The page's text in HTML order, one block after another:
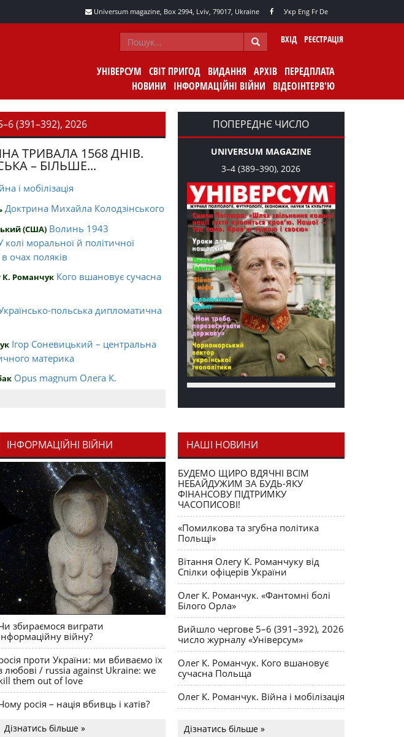
Universum magazine, Box 2994, Lviv, 79017, Ukraine Укр Eng FrDe
ВХІД РЕЄСТРАЦІЯ
УНІВЕРСУМ СВІТ ПРИГОД ВИДАННЯ АРХІВ ПЕРЕДПЛАТА
НОВИНИ
ІНФОРМАЦІЙНІ ВІЙНИ ВІДЕОІНТЕРВ'Ю
(391–392), 2026
ТРИВАЛА 1568 ДНІВ.
– БІЛЬШЕ...
і мобілізація
Доктрина Михайла Колодзінського
(США) Волинь 1943
колі моральної й політичної
в очах поляків
К. Романчук Кого вшановує сучасна
польська дипломатична
Ігор Соневицький – центральна
материка
Opus magnum Олега К.
Романчук Журавель і синиця як
й тактики
ПОПЕРЕДНЄ ЧИСЛО
UNIVERSUM MAGAZINE
3–4 (389–390), 2026
ІНФОРМАЦІЙНІ ВІЙНИ
збираємося виграти
війну?
проти України: ми вбиваємо їх
любові / russia against Ukraine: we
them out of love
росія – нація вбивць і катів?
Дізнатись більше »
НАШІ НОВИНИ
БУДЕМО ЩИРО ВДЯЧНІ ВСІМ
НЕБАЙДУЖИМ ЗА БУДЬ-ЯКУ
ФІНАНСОВУ ПІДТРИМКУ
ЧАСОПИСОВІ!
«Помилкова та згубна політика
Польщі»
Вітання Олегу К. Романчуку від
Спілки офіцерів України
Олег К. Романчук. «Фантомні болі
Білого Орла»
Вийшло чергове 5–6 (391–392), 2026
число журналу «Універсум»
Олег К. Романчук. Кого вшановує
сучасна Польща
Олег К. Романчук. Війна і мобілізація
долучилися до найбільшої
Дізнатись більше »